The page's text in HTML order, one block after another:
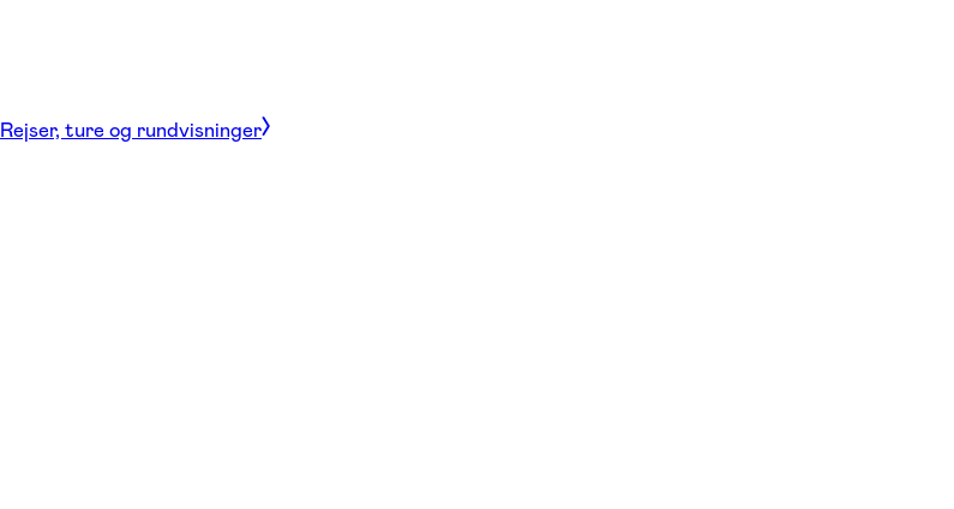
Rejser, ture og rundvisninger